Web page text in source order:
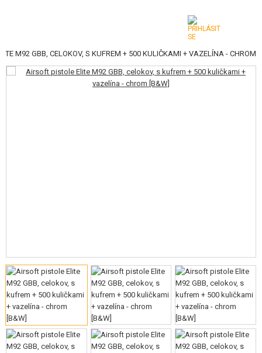
KATEGORIE
AIRSOFTOVÉ ZBRANĚ
VÝSTROJ, UNIFORMY, POUZDRA
MASKOVÁNÍ, BARVY, PÁSKY
VYSÍLAČKY, HEADSETY, KAMERY
DOPLŇKY KE ZBRANÍM, POPRUHY
M92 GBB, CELOKOV, S KUFREM + 500 KULIČKAMI + VAZELÍNA - CHROM